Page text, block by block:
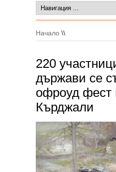
Начало \\
220
държави се
офроуд фест
Кърджали